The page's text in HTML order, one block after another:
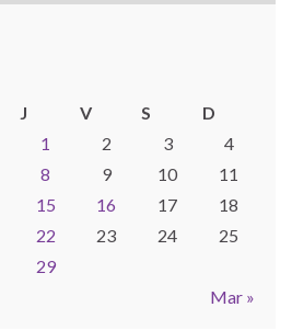
J V S D
Mar »
1 2 3
4
8 9 10
11
15 16 17
18
22 23 24
25
29